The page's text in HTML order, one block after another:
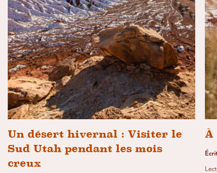
Un désert hivernal : Visiter le
Sud Utah pendant les mois
creux
À